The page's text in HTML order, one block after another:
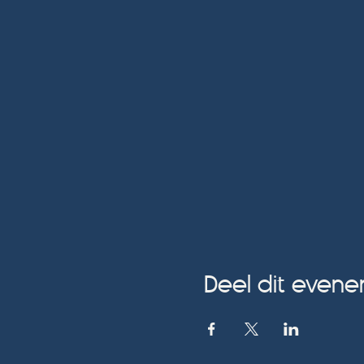
Deel dit